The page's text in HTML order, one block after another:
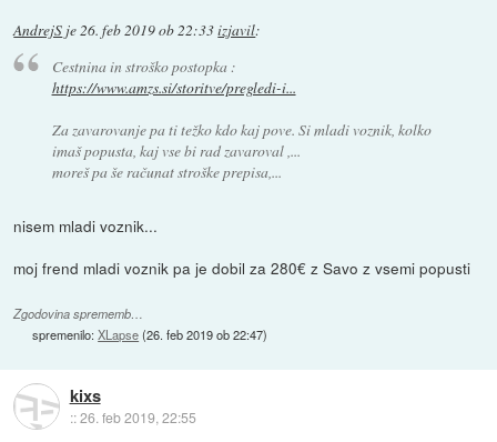
AndrejS je26. feb 2019 ob 22:33izjavil:
Cestnina in stroško postopka :
https://www.amzs.si/storitve/pregledi-i...
Za zavarovanje pa ti težko kdo kaj pove. Si mladi voznik, kolko
imaš popusta, kaj vse bi rad zavaroval ,...
moreš pa še računat stroške prepisa,...
nisem mladi voznik...
moj frend mladi voznik pa je dobil za 280€ z Savo z vsemi popusti
Zgodovina sprememb…
spremenilo:XLapse(26. feb 2019 ob 22:47)
kixs
::26. feb 2019, 22:55